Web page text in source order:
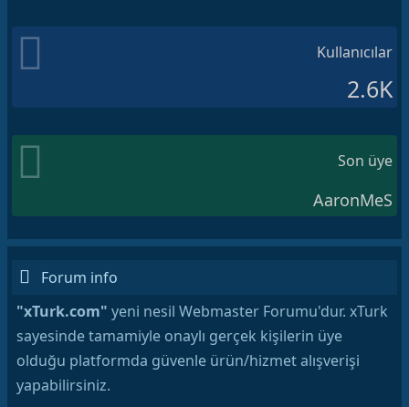
Kullanıcılar
2.6K
Son üye
AaronMeS
Forum info
"xTurk.com" yeni nesil Webmaster Forumu'dur. xTurk
sayesinde tamamiyle onaylı gerçek kişilerin üye
olduğu platformda güvenle ürün/hizmet alışverişi
yapabilirsiniz.